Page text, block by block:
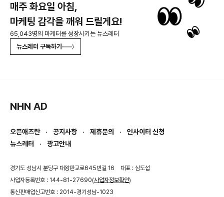
매주 화요일 아침,
마케팅 감각을 깨워 드릴게요!
65,043명의 마케터를 성장시키는 뉴스레터
뉴스레터 구독하기
NHN AD
오픈애즈란 공지사항 제휴문의
인사이터 신청
뉴스레터
광고안내
경기도 성남시 분당구 대왕판교로645번길 16
대표 : 심도섭
사업자등록번호 : 144-81-27690(사업자정보확인)
통신판매업신고번호 : 2014-경기성남-1023